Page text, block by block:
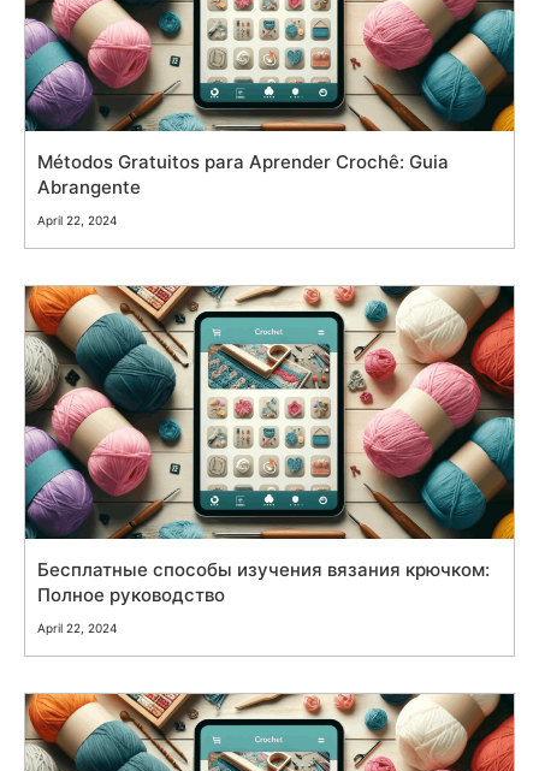
Métodos Gratuitos para Aprender Crochê: Guia
Abrangente
April 22, 2024
Бесплатные способы изучения вязания крючком:
Полное руководство
April 22, 2024